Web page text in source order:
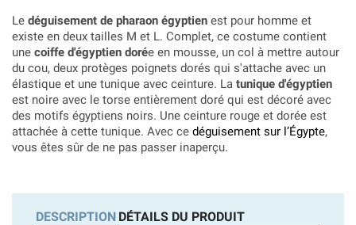
Le déguisement de pharaon égyptien est pour homme et
existe en deux tailles M et L. Complet, ce costume contient
une coiffe d'égyptien dorée en mousse, un col à mettre autour
du cou, deux protèges poignets dorés qui s'attache avec un
élastique et une tunique avec ceinture. La tunique d'égyptien
est noire avec le torse entièrement doré qui est décoré avec
des motifs égyptiens noirs. Une ceinture rouge et dorée est
attachée à cette tunique. Avec ce déguisement sur l’Égypte,
vous êtes sûr de ne pas passer inaperçu.
DESCRIPTION DÉTAILS DU PRODUIT